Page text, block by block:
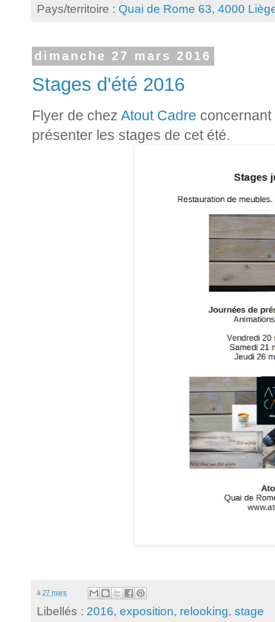
Pays/territoire : Quai de Rome 63, 4000
dimanche 27 mars 2016
Stages d'été 2016
Flyer de chez Atout Cadre
présenter les stages de cet été.
à 27 mars
Libellés : 2016, exposition, relooking, stage